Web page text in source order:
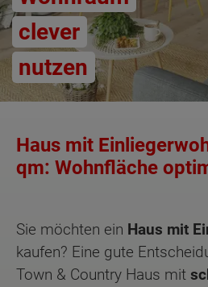
clever
nutzen
Haus mit
qm: Wohnfläche
Sie möchten ein Haus mit
kaufen? Eine gute
Town & Country Haus mit